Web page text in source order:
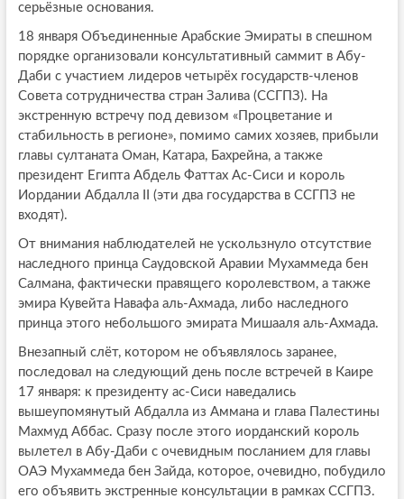
серьёзные основания.
18 января Объединенные Арабские Эмираты в спешном
порядке организовали консультативный саммит в Абу-
Даби с участием лидеров четырёх государств-членов
Совета сотрудничества стран Залива (ССГПЗ). На
экстренную встречу под девизом «Процветание и
стабильность в регионе», помимо самих хозяев, прибыли
главы султаната Оман, Катара, Бахрейна, а также
президент Египта Абдель Фаттах Ас-Сиси и король
Иордании Абдалла II (эти два государства в ССГПЗ не
входят).
От внимания наблюдателей не ускользнуло отсутствие
наследного принца Саудовской Аравии Мухаммеда бен
Салмана, фактически правящего королевством, а также
эмира Кувейта Навафа аль-Ахмада, либо наследного
принца этого небольшого эмирата Мишааля аль-Ахмада.
Внезапный слёт, котором не объявлялось заранее,
последовал на следующий день после встречей в Каире
17 января: к президенту ас-Сиси наведались
вышеупомянутый Абдалла из Аммана и глава Палестины
Махмуд Аббас. Сразу после этого иорданский король
вылетел в Абу-Даби с очевидным посланием для главы
ОАЭ Мухаммеда бен Зайда, которое, очевидно, побудило
его объявить экстренные консультации в рамках ССГПЗ.